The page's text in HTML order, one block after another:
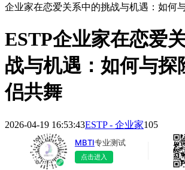
企业家在恋爱关系中的挑战与机遇：如何
ESTP企业家在恋爱
战与机遇：如何与探
侣共舞
2026-04-19 16:53:43ESTP - 企业家105
MBTI专业测试
点击进入